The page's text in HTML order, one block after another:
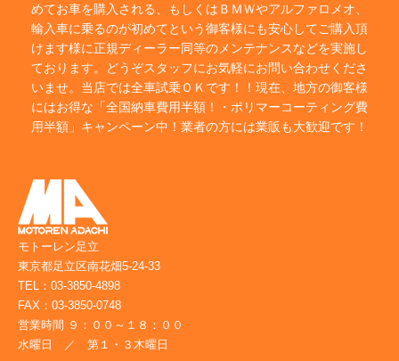
めてお車を購入される、もしくはＢＭＷやアルファロメオ、
輸入車に乗るのが初めてという御客様にも安心してご購入頂
けます様に正規ディーラー同等のメンテナンスなどを実施し
ております。どうぞスタッフにお気軽にお問い合わせくださ
いませ。当店では全車試乗ＯＫです！！現在、地方の御客様
にはお得な「全国納車費用半額！・ポリマーコーティング費
用半額」キャンペーン中！業者の方には業販も大歓迎です！
モトーレン足立
東京都足立区南花畑5-24-33
TEL：03-3850-4898
FAX：03-3850-0748
営業時間 ９：００～１８：００
水曜日 ／ 第１・３木曜日